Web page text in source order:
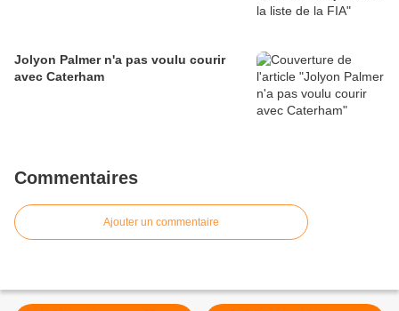
Jolyon Palmer n'a pas voulu courir
avec Caterham
Commentaires
Ajouter un commentaire